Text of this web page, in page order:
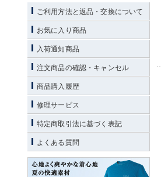
ご利用方法と返品・交換について
お気に入り商品
入荷通知商品
注文商品の確認・キャンセル
商品購入履歴
修理サービス
特定商取引法に基づく表記
よくある質問